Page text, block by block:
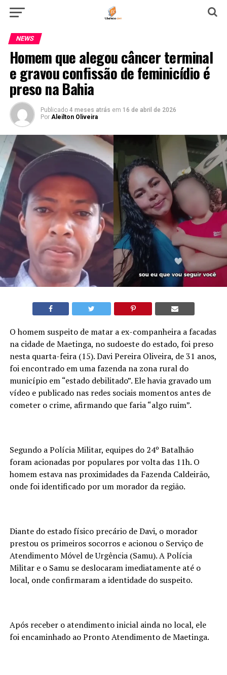
NEWS
Homem que alegou câncer terminal
e gravou confissão de feminicídio é
preso na Bahia
Publicado 4 meses atrás em 16 de abril de 2026
Por Aleilton Oliveira
O homem suspeito de matar a ex-companheira a facadas
na cidade de Maetinga, no sudoeste do estado, foi preso
nesta quarta-feira (15). Davi Pereira Oliveira, de 31 anos,
foi encontrado em uma fazenda na zona rural do
município em “estado debilitado”. Ele havia gravado um
vídeo e publicado nas redes sociais momentos antes de
cometer o crime, afirmando que faria “algo ruim”.
Segundo a Polícia Militar, equipes do 24º Batalhão
foram acionadas por populares por volta das 11h. O
homem estava nas proximidades da Fazenda Caldeirão,
onde foi identificado por um morador da região.
Diante do estado físico precário de Davi, o morador
prestou os primeiros socorros e acionou o Serviço de
Atendimento Móvel de Urgência (Samu). A Polícia
Militar e o Samu se deslocaram imediatamente até o
local, onde confirmaram a identidade do suspeito.
Após receber o atendimento inicial ainda no local, ele
foi encaminhado ao Pronto Atendimento de Maetinga.